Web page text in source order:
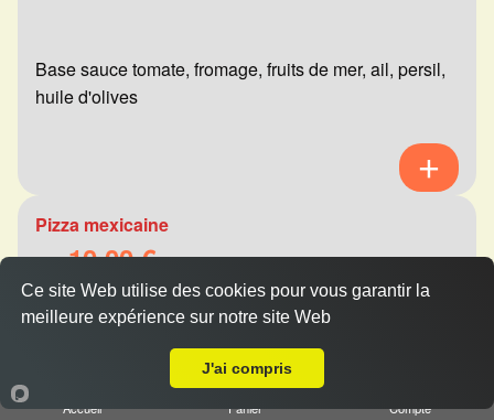
Base sauce tomate, fromage, fruits de mer, ail, persil,
huile d'olives
Pizza mexicaine
Dès10.00 €
Base sauce tomate, fromage, viande hachée,
merguez, champignons, poivrons
Accueil Panier Compte
Ce site Web utilise des cookies pour vous garantir la
meilleure expérience sur notre site Web
J'ai compris